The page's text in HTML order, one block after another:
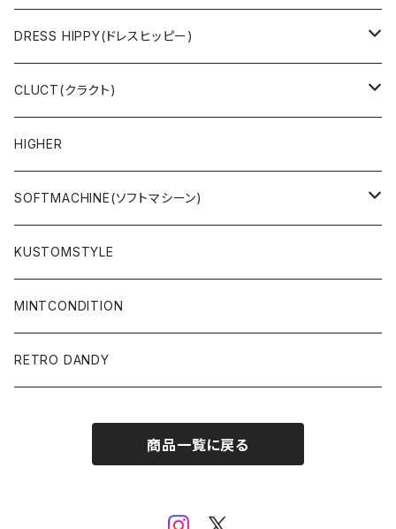
L/S & S/S SHIRT
L/S & S/S TEE
PANTS
CAP
ACCESSORY
SALE
L/S & S/S TEE
JACKET
SWEAT & HOODIE
PANTS
ACCESSORY
DRESS HIPPY(ドレスヒッピー)
L/S & S/S T-SHIRT
L/S & S/S SHIRT
CLUCT(クラクト)
JACKET
SWEAT & HOODIE
L/S & S/S T-SHIRT
L/S & S/S SHIRT
CAP & HAT
ACCESSORY
HIGHER
SOFTMACHINE(ソフトマシーン)
L/S & S/S TEE
PANTS
SUNGLASSES
KUSTOMSTYLE
MINTCONDITION
RETRO DANDY
商品一覧に戻る